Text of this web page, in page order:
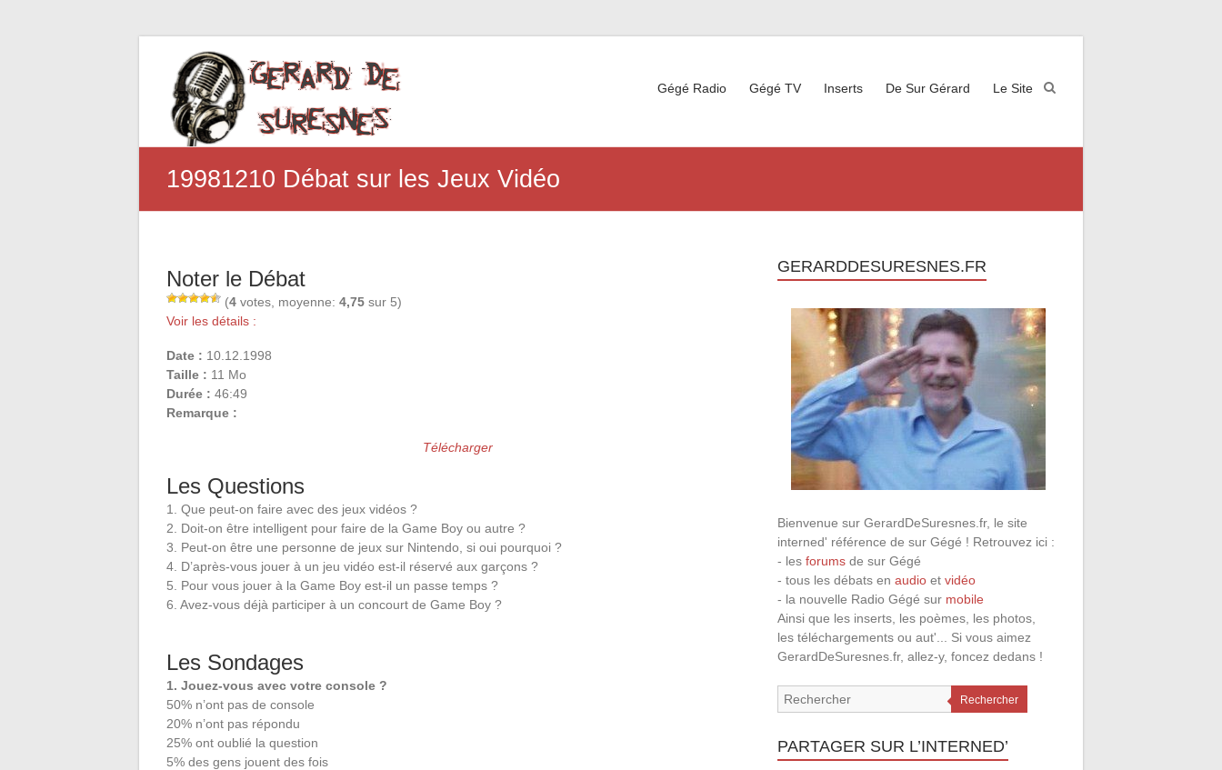
Gégé Radio Gégé TV Inserts De Sur Gérard Le Site
19981210 Débat sur les Jeux Vidéo
Noter le Débat
(4 votes, moyenne: 4,75 sur 5)
Voir les détails :
Date : 10.12.1998
Taille : 11 Mo
Durée : 46:49
Remarque :
Télécharger
Les Questions
1. Que peut-on faire avec des jeux vidéos ?
2. Doit-on être intelligent pour faire de la Game Boy ou autre ?
3. Peut-on être une personne de jeux sur Nintendo, si oui pourquoi ?
4. D’après-vous jouer à un jeu vidéo est-il réservé aux garçons ?
5. Pour vous jouer à la Game Boy est-il un passe temps ?
6. Avez-vous déjà participer à un concourt de Game Boy ?
Les Sondages
1. Jouez-vous avec votre console ?
50% n’ont pas de console
20% n’ont pas répondu
25% ont oublié la question
5% des gens jouent des fois
GERARDDESURESNES.FR
Bienvenue sur GerardDeSuresnes.fr, le site
interned' référence de sur Gégé ! Retrouvez ici :
- lesforums de sur Gégé
- tous les débats enaudio etvidéo
- la nouvelle Radio Gégé sur mobile
Ainsi que les inserts, les poèmes, les photos,
les téléchargements ou aut'... Si vous aimez
GerardDeSuresnes.fr, allez-y, foncez dedans !
Rechercher
PARTAGER SUR L’INTERNED’